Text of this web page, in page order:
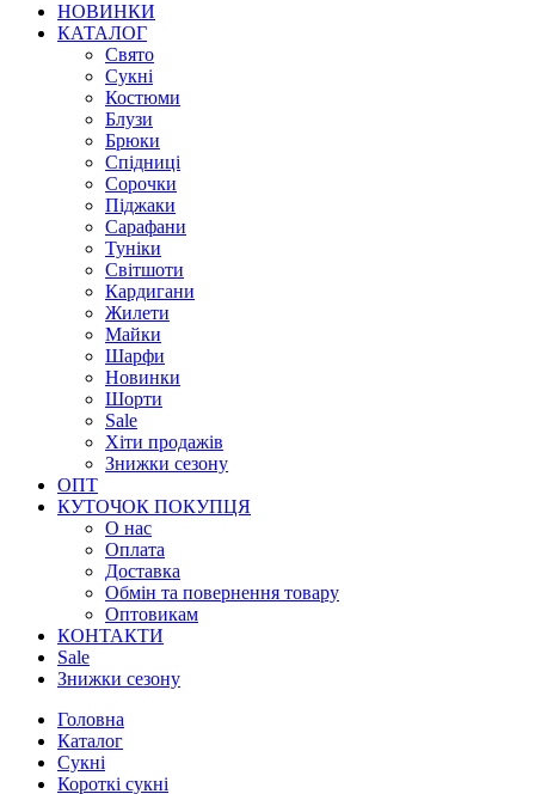
НОВИНКИ
КАТАЛОГ
Свято
Сукні
Костюми
Блузи
Брюки
Спідниці
Сорочки
Піджаки
Сарафани
Туніки
Світшоти
Кардигани
Жилети
Майки
Шарфи
Новинки
Шорти
Sale
Хіти продажів
Знижки сезону
ОПТ
КУТОЧОК ПОКУПЦЯ
О нас
Оплата
Доставка
Обмін та повернення товару
Оптовикам
КОНТАКТИ
Sale
Знижки сезону
Головна
Каталог
Сукні
Короткі сукні